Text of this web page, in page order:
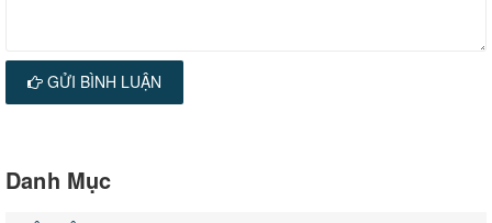
GỬI BÌNH LUẬN
Danh Mục